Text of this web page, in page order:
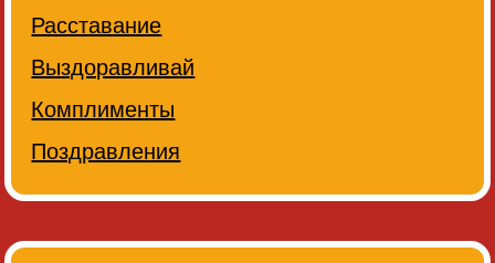
Расставание
Выздоравливай
Комплименты
Поздравления